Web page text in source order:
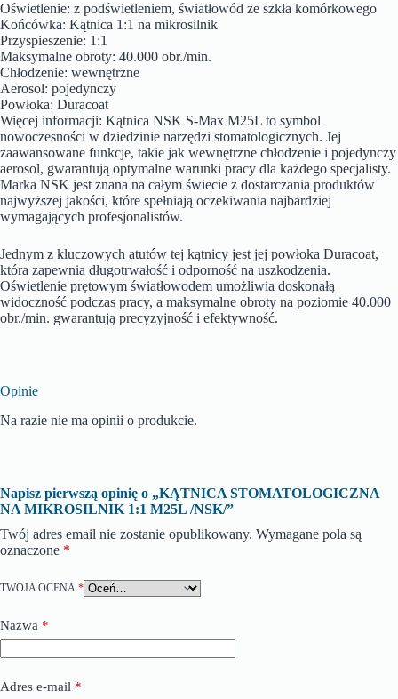
Oświetlenie: z podświetleniem, światłowód ze szkła komórkowego
Końcówka: Kątnica 1:1 na mikrosilnik
Przyspieszenie: 1:1
Maksymalne obroty: 40.000 obr./min.
Chłodzenie: wewnętrzne
Aerosol: pojedynczy
Powłoka: Duracoat
Więcej informacji: Kątnica NSK S-Max M25L to symbol
nowoczesności w dziedzinie narzędzi stomatologicznych. Jej
zaawansowane funkcje, takie jak wewnętrzne chłodzenie i pojedynczy
aerosol, gwarantują optymalne warunki pracy dla każdego specjalisty.
Marka NSK jest znana na całym świecie z dostarczania produktów
najwyższej jakości, które spełniają oczekiwania najbardziej
wymagających profesjonalistów.
Jednym z kluczowych atutów tej kątnicy jest jej powłoka Duracoat,
która zapewnia długotrwałość i odporność na uszkodzenia.
Oświetlenie prętowym światłowodem umożliwia doskonałą
widoczność podczas pracy, a maksymalne obroty na poziomie 40.000
obr./min. gwarantują precyzyjność i efektywność.
Opinie
Na razie nie ma opinii o produkcie.
Napisz pierwszą opinię o „KĄTNICA STOMATOLOGICZNA
NA MIKROSILNIK 1:1 M25L /NSK/”
Twój adres email nie zostanie opublikowany. Wymagane pola są
oznaczone *
TWOJA OCENA *
Nazwa *
Adres e-mail *